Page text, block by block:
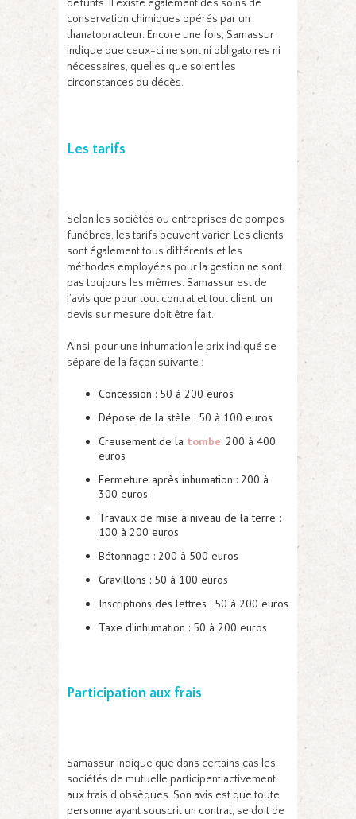
défunts. Il existe également des soins de
conservation chimiques opérés par un
thanatopracteur. Encore une fois, Samassur
indique que ceux-ci ne sont ni obligatoires ni
nécessaires, quelles que soient les
circonstances du décès.
Les tarifs
Selon les sociétés ou entreprises de pompes
funèbres, les tarifs peuvent varier. Les clients
sont également tous différents et les
méthodes employées pour la gestion ne sont
pas toujours les mêmes. Samassur est de
l’avis que pour tout contrat et tout client, un
devis sur mesure doit être fait.
Ainsi, pour une inhumation le prix indiqué se
sépare de la façon suivante :
Concession : 50 à 200 euros
Dépose de la stèle : 50 à 100 euros
Creusement de la tombe: 200 à 400
euros
Fermeture après inhumation : 200 à
300 euros
Travaux de mise à niveau de la terre :
100 à 200 euros
Bétonnage : 200 à 500 euros
Gravillons : 50 à 100 euros
Inscriptions des lettres : 50 à 200 euros
Taxe d’inhumation : 50 à 200 euros
Participation aux frais
Samassur indique que dans certains cas les
sociétés de mutuelle participent activement
aux frais d’obsèques. Son avis est que toute
personne ayant souscrit un contrat, se doit de